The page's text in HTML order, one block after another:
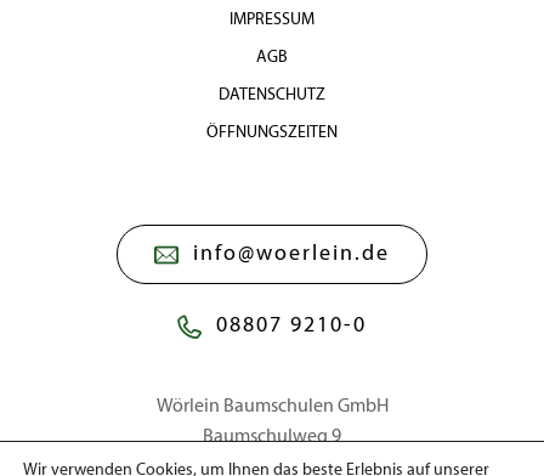
IMPRESSUM
AGB
DATENSCHUTZ
ÖFFNUNGSZEITEN
info@woerlein.de
08807 9210-0
Wörlein Baumschulen GmbH
Baumschulweg 9
86911 Dießen a. Ammersee
Wir verwenden Cookies, um Ihnen das beste Erlebnis auf unserer